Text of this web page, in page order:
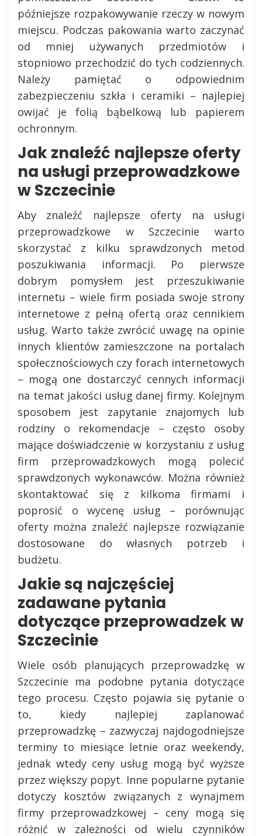
późniejsze rozpakowywanie rzeczy w nowym
miejscu. Podczas pakowania warto zaczynać
od mniej używanych przedmiotów i
stopniowo przechodzić do tych codziennych.
Należy pamiętać o odpowiednim
zabezpieczeniu szkła i ceramiki – najlepiej
owijać je folią bąbelkową lub papierem
ochronnym.
Jak znaleźć najlepsze oferty
na usługi przeprowadzkowe
w Szczecinie
Aby znaleźć najlepsze oferty na usługi
przeprowadzkowe w Szczecinie warto
skorzystać z kilku sprawdzonych metod
poszukiwania informacji. Po pierwsze
dobrym pomysłem jest przeszukiwanie
internetu – wiele firm posiada swoje strony
internetowe z pełną ofertą oraz cennikiem
usług. Warto także zwrócić uwagę na opinie
innych klientów zamieszczone na portalach
społecznościowych czy forach internetowych
– mogą one dostarczyć cennych informacji
na temat jakości usług danej firmy. Kolejnym
sposobem jest zapytanie znajomych lub
rodziny o rekomendacje – często osoby
mające doświadczenie w korzystaniu z usług
firm przeprowadzkowych mogą polecić
sprawdzonych wykonawców. Można również
skontaktować się z kilkoma firmami i
poprosić o wycenę usług – porównując
oferty można znaleźć najlepsze rozwiązanie
dostosowane do własnych potrzeb i
budżetu.
Jakie są najczęściej
zadawane pytania
dotyczące przeprowadzek w
Szczecinie
Wiele osób planujących przeprowadzkę w
Szczecinie ma podobne pytania dotyczące
tego procesu. Często pojawia się pytanie o
to, kiedy najlepiej zaplanować
przeprowadzkę – zazwyczaj najdogodniejsze
terminy to miesiące letnie oraz weekendy,
jednak wtedy ceny usług mogą być wyższe
przez większy popyt. Inne popularne pytanie
dotyczy kosztów związanych z wynajmem
firmy przeprowadzkowej – ceny mogą się
różnić w zależności od wielu czynników